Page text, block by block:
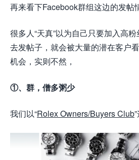
再来看下Facebook群组这边的发帖
很多人“天真”以为自己只要加入高
去发帖子，就会被大量的潜在客户
机会，实则不然，
①、群，僧多粥少
我们以“Rolex Owners/Buyers Club